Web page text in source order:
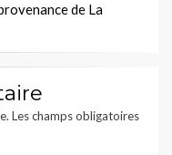
de La
Les champs obligatoires